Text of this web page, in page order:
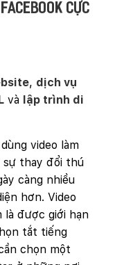
cực
, dịch vụ
và lập trình di
video làm
sự thay đổi thú
càng nhiều
hơn. Video
là được giới hạn
tắt tiếng
chọn một